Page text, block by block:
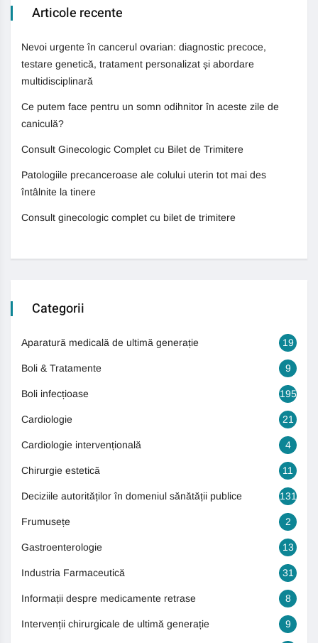
Articole recente
Nevoi urgente în cancerul ovarian: diagnostic precoce,
testare genetică, tratament personalizat și abordare
multidisciplinară
Ce putem face pentru un somn odihnitor în aceste zile de
caniculă?
Consult Ginecologic Complet cu Bilet de Trimitere
Patologiile precanceroase ale colului uterin tot mai des
întâlnite la tinere
Consult ginecologic complet cu bilet de trimitere
Categorii
Aparatură medicală de ultimă generație 19
Boli & Tratamente 9
Boli infecțioase 195
Cardiologie 21
Cardiologie intervențională 4
Chirurgie estetică 11
Deciziile autorităților în domeniul sănătății publice 131
Frumusețe 2
Gastroenterologie 13
Industria Farmaceutică 31
Informații despre medicamente retrase 8
Intervenții chirurgicale de ultimă generație 9